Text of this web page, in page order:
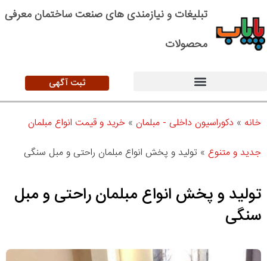
تبلیغات و نیازمندی های صنعت ساختمان معرفی
محصولات
ثبت آگهی
خانه » دکوراسیون داخلی - مبلمان » خرید و قیمت انواع مبلمان
جدید و متنوع » تولید و پخش انواع مبلمان راحتی و مبل سنگی
تولید و پخش انواع مبلمان راحتی و مبل
سنگی